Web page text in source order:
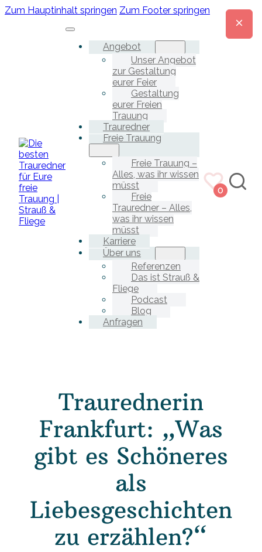
Zum Hauptinhalt springen Zum Footer springen
Angebot
Unser Angebot
zur Gestaltung
eurer Feier
Gestaltung
eurer Freien
Trauung
Trauredner
Freie Trauung
Freie Trauung –
Alles, was ihr wissen
müsst
Freie
Trauredner – Alles,
was ihr wissen
müsst
Karriere
Über uns
Referenzen
Das ist Strauß &
Fliege
Podcast
Blog
Anfragen
0
Traurednerin
Frankfurt: „Was
gibt es Schöneres
als
Liebesgeschichten
zu erzählen?“